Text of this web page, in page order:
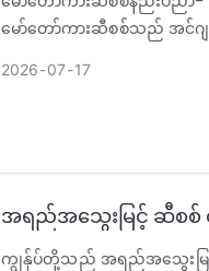
မော်တော်ကားဆီစစ်သည် အင်ဂ
2026 07 17
အရည်အသွေးမြင့် ဆီစစ်
ကျွန်ုပ်တို့သည် အရည်အသွေးမြင့်